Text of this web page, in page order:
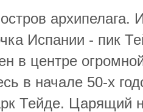
архипелага.
Испании - пик
в центре
в начале 50-х
Тейде. Царящий